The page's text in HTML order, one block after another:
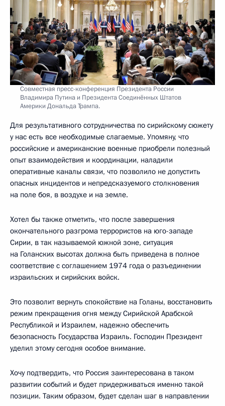
Совместная пресс-конференция Президента России
Владимира Путина и Президента Соединённых Штатов
Америки Дональда Трампа.
Для результативного сотрудничества по сирийскому сюжету
у нас есть все необходимые слагаемые. Упомяну, что
российские и американские военные приобрели полезный
опыт взаимодействия и координации, наладили
оперативные каналы связи, что позволило не допустить
опасных инцидентов и непредсказуемого столкновения
на поле боя, в воздухе и на земле.
Хотел бы также отметить, что после завершения
окончательного разгрома террористов на юго-западе
Сирии, в так называемой южной зоне, ситуация
на Голанских высотах должна быть приведена в полное
соответствие с соглашением 1974 года о разъединении
израильских и сирийских войск.
Это позволит вернуть спокойствие на Голаны, восстановить
режим прекращения огня между Сирийской Арабской
Республикой и Израилем, надежно обеспечить
безопасность Государства Израиль. Господин Президент
уделил этому сегодня особое внимание.
Хочу подтвердить, что Россия заинтересована в таком
развитии событий и будет придерживаться именно такой
позиции. Таким образом, будет сделан шаг в направлении